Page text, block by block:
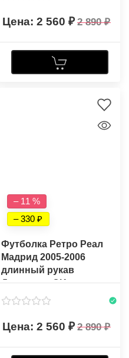
2 560 2 890
– 11 %
– 330
Футболка Ретро Реал
Мадрид 2005-2006
длинный рукав
Домашняя CK
2 560 2 890